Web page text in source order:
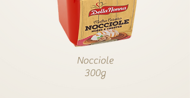
Nocciole
300g